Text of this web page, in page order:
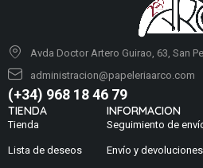
Avda Doctor Artero Guirao, 63, San
administracion@papeleriaarco.com
(+34) 968 18 46 79
TIENDA
Tienda
Lista de deseos
INFORMACION
Seguimiento de
Envío y devoluciones